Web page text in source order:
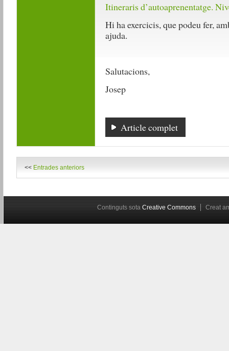
Itineraris d’autoaprenentatge.
Hi ha exercicis, que podeu fer,
ajuda.
Salutacions,
Josep
Article complet
<< Entrades anteriors
Continguts sota Creative Commons Creat